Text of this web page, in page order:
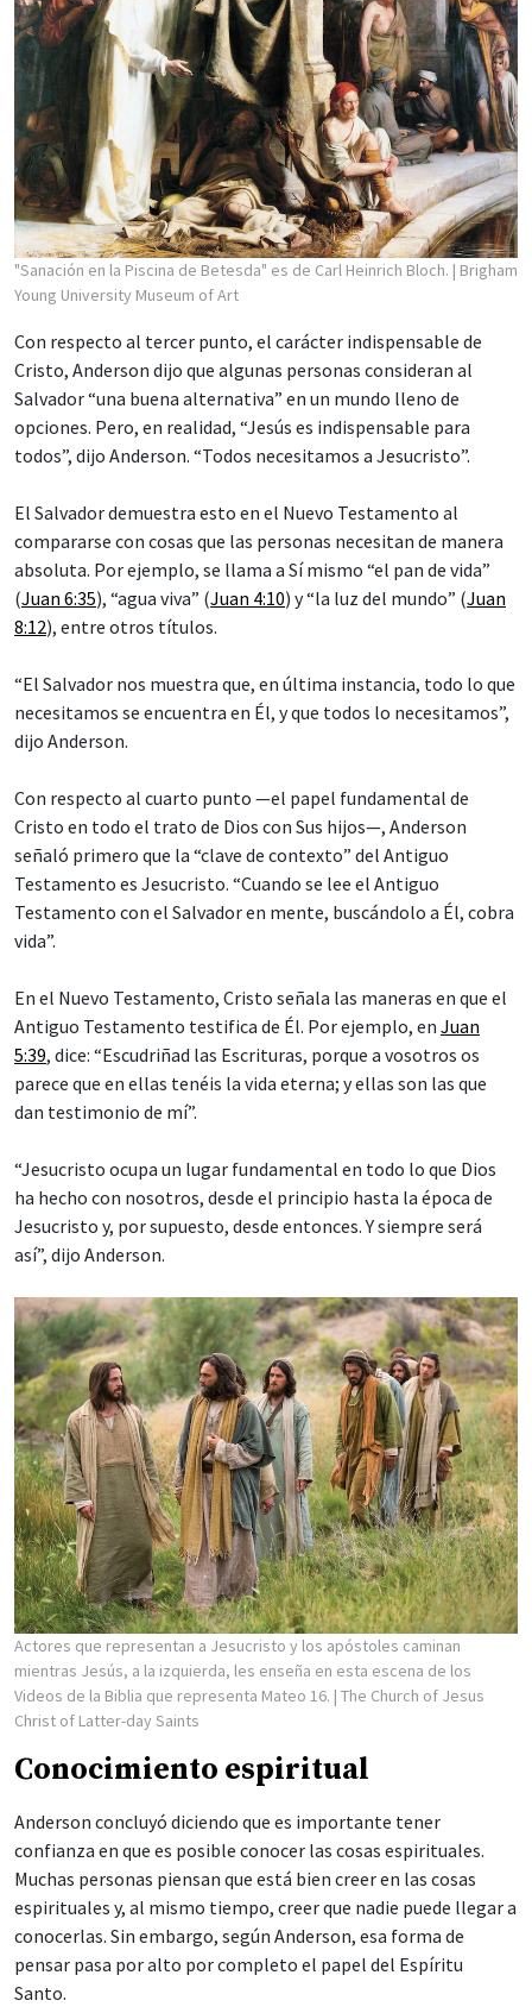
"Sanación en la Piscina de Betesda" es de Carl Heinrich Bloch. | Brigham
Young University Museum of Art
Con respecto al tercer punto, el carácter indispensable de
Cristo, Anderson dijo que algunas personas consideran al
Salvador “una buena alternativa” en un mundo lleno de
opciones. Pero, en realidad, “Jesús es indispensable para
todos”, dijo Anderson. “Todos necesitamos a Jesucristo”.
El Salvador demuestra esto en el Nuevo Testamento al
compararse con cosas que las personas necesitan de manera
absoluta. Por ejemplo, se llama a Sí mismo “el pan de vida”
(Juan 6:35), “agua viva” (Juan 4:10) y “la luz del mundo” (Juan
8:12), entre otros títulos.
“El Salvador nos muestra que, en última instancia, todo lo que
necesitamos se encuentra en Él, y que todos lo necesitamos”,
dijo Anderson.
Con respecto al cuarto punto —el papel fundamental de
Cristo en todo el trato de Dios con Sus hijos—, Anderson
señaló primero que la “clave de contexto” del Antiguo
Testamento es Jesucristo. “Cuando se lee el Antiguo
Testamento con el Salvador en mente, buscándolo a Él, cobra
vida”.
En el Nuevo Testamento, Cristo señala las maneras en que el
Antiguo Testamento testifica de Él. Por ejemplo, en Juan
5:39, dice: “Escudriñad las Escrituras, porque a vosotros os
parece que en ellas tenéis la vida eterna; y ellas son las que
dan testimonio de mí”.
“Jesucristo ocupa un lugar fundamental en todo lo que Dios
ha hecho con nosotros, desde el principio hasta la época de
Jesucristo y, por supuesto, desde entonces. Y siempre será
así”, dijo Anderson.
Actores que representan a Jesucristo y los apóstoles caminan
mientras Jesús, a la izquierda, les enseña en esta escena de los
Videos de la Biblia que representa Mateo 16. | The Church of Jesus
Christ of Latter-day Saints
Conocimiento espiritual
Anderson concluyó diciendo que es importante tener
confianza en que es posible conocer las cosas espirituales.
Muchas personas piensan que está bien creer en las cosas
espirituales y, al mismo tiempo, creer que nadie puede llegar a
conocerlas. Sin embargo, según Anderson, esa forma de
pensar pasa por alto por completo el papel del Espíritu
Santo.